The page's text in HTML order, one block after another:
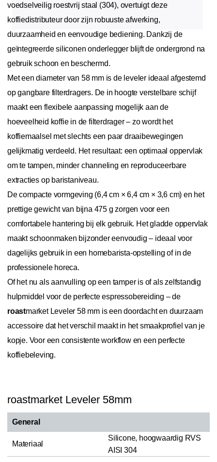
voedselveilig roestvrij staal (304), overtuigt deze
koffiedistributeur door zijn robuuste afwerking,
duurzaamheid en eenvoudige bediening. Dankzij de
geïntegreerde siliconen onderlegger blijft de ondergrond na
gebruik schoon en beschermd.
Met een diameter van 58 mm is de leveler ideaal afgestemd
op gangbare filterdragers. De in hoogte verstelbare schijf
maakt een flexibele aanpassing mogelijk aan de
hoeveelheid koffie in de filterdrager – zo wordt het
koffiemaalsel met slechts een paar draaibewegingen
gelijkmatig verdeeld. Het resultaat: een optimaal oppervlak
om te tampen, minder channeling en reproduceerbare
extracties op baristaniveau.
De compacte vormgeving (6,4 cm × 6,4 cm × 3,6 cm) en het
prettige gewicht van bijna 475 g zorgen voor een
comfortabele hantering bij elk gebruik. Het gladde oppervlak
maakt schoonmaken bijzonder eenvoudig – ideaal voor
dagelijks gebruik in een homebarista-opstelling of in de
professionele horeca.
Of het nu als aanvulling op een tamper is of als zelfstandig
hulpmiddel voor de perfecte espressobereiding – de
roastmarket Leveler 58 mm is een doordacht en duurzaam
accessoire dat het verschil maakt in het smaakprofiel van je
kopje. Voor een consistente workflow en een perfecte
koffiebeleving.
roastmarket Leveler 58mm
General
Materiaal
Silicone, hoogwaardig RVS
AISI 304